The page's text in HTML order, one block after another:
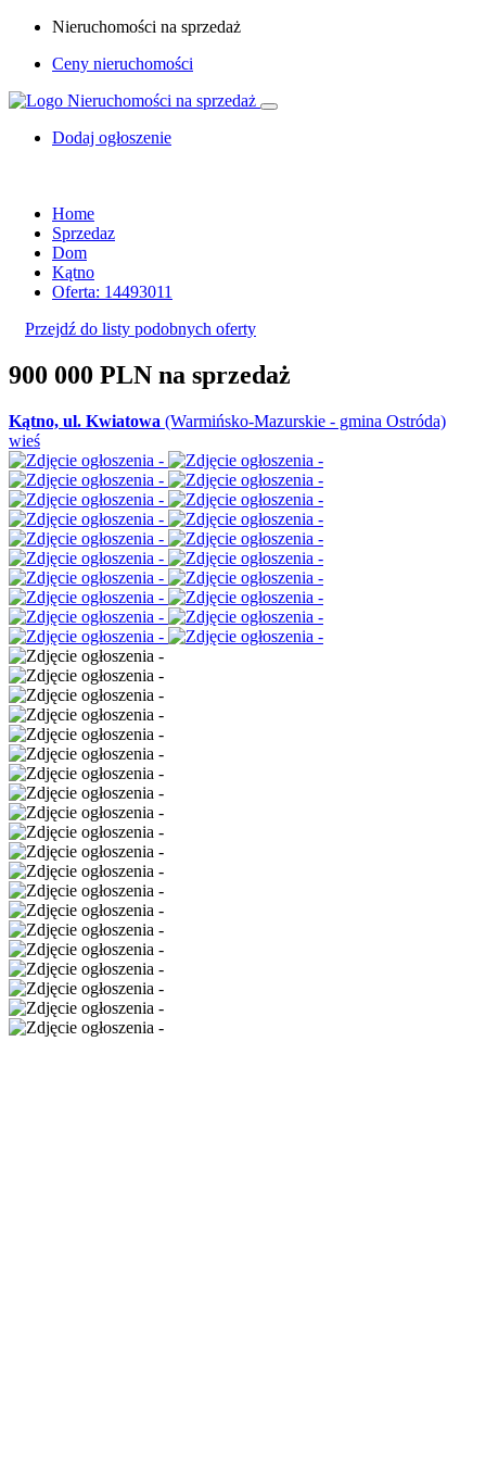
Nieruchomości na sprzedaż
Ceny nieruchomości
Dodaj ogłoszenie
Home
Sprzedaz
Dom
Kątno
Oferta: 14493011
Przejdź do listy podobnych oferty
900 000 PLN na sprzedaż
Kątno, ul. Kwiatowa (Warmińsko-Mazurskie - gmina Ostróda)
wieś